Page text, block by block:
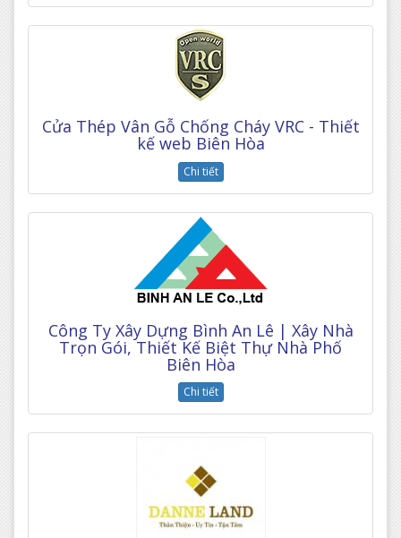
Cửa Thép Vân Gỗ Chống Cháy VRC - Thiết
kế web Biên Hòa
Chi tiết
Công Ty Xây Dựng Bình An Lê | Xây Nhà
Trọn Gói, Thiết Kế Biệt Thự Nhà Phố
Biên Hòa
Chi tiết